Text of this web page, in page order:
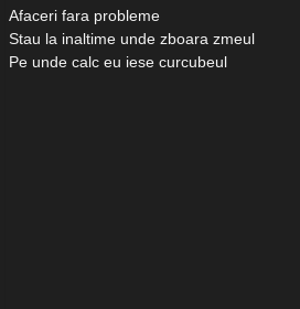
Afaceri fara probleme
Stau la inaltime unde zboara zmeul
Pe unde calc eu iese curcubeul